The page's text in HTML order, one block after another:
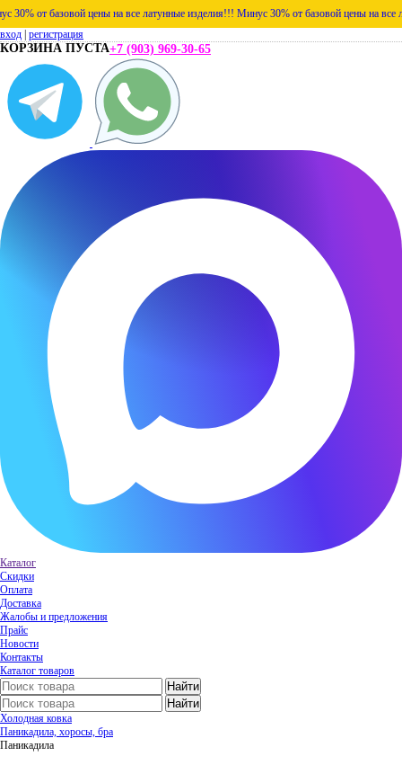
базовой цены на все латунные изделия!!! Минус 30% от базовой цены на все
вход регистрация
КОРЗИНА ПУСТА+7 (903) 969-30-65
Каталог
Скидки
Оплата
Доставка
Жалобы и предложения
Прайс
Новости
Контакты
Каталог товаров
Холодная ковка
Паникадила, хоросы, бра
Паникадила